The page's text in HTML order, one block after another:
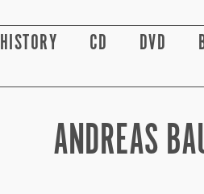
HISTORY CD DVD
ANDREAS